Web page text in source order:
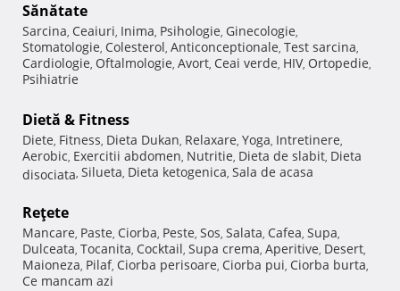
Sănătate
Sarcina, Ceaiuri, Inima, Psihologie, Ginecologie,
Stomatologie, Colesterol, Anticonceptionale, Test sarcina,
Cardiologie, Oftalmologie, Avort, Ceai verde, HIV, Ortopedie,
Psihiatrie
Dietă & Fitness
Diete, Fitness, Dieta Dukan, Relaxare, Yoga, Intretinere,
Aerobic, Exercitii abdomen, Nutritie, Dieta de slabit, Dieta
disociata, Silueta, Dieta ketogenica, Sala de acasa
Reţete
Mancare, Paste, Ciorba, Peste, Sos, Salata, Cafea, Supa,
Dulceata, Tocanita, Cocktail, Supa crema, Aperitive, Desert,
Maioneza, Pilaf, Ciorba perisoare, Ciorba pui, Ciorba burta,
Ce mancam azi